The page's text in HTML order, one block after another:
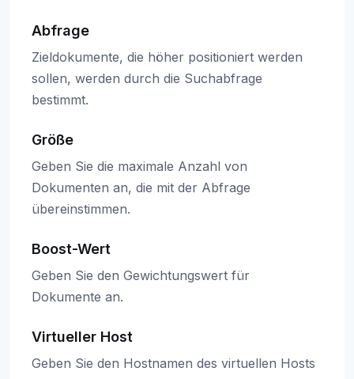
Abfrage
Zieldokumente, die höher positioniert werden
sollen, werden durch die Suchabfrage
bestimmt.
Größe
Geben Sie die maximale Anzahl von
Dokumenten an, die mit der Abfrage
übereinstimmen.
Boost-Wert
Geben Sie den Gewichtungswert für
Dokumente an.
Virtueller Host
Geben Sie den Hostnamen des virtuellen Hosts